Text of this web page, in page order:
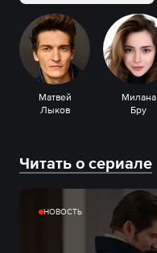
Матвей
Лыков
Милана
Бру
Читать о сериале
НОВОСТЬ